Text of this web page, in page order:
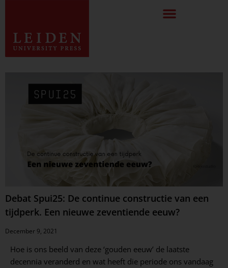
Debat Spui25: De continue constructie van een
tijdperk. Een nieuwe zeventiende eeuw?
December 9, 2021
Hoe is ons beeld van deze ‘gouden eeuw’ de laatste
decennia veranderd en wat heeft die periode ons vandaag